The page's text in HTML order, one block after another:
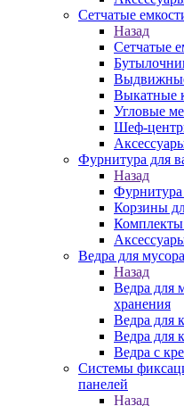
Сетчатые
Назад
Сетчатые
Выкатные
Угловые
Шеф-
Фурнитура для
Назад
Корзины
Комплекты
Ведра для
Назад
Ведра для
хранения
Ведра для
Ведра для
Ведра с
Системы
панелей
Назад